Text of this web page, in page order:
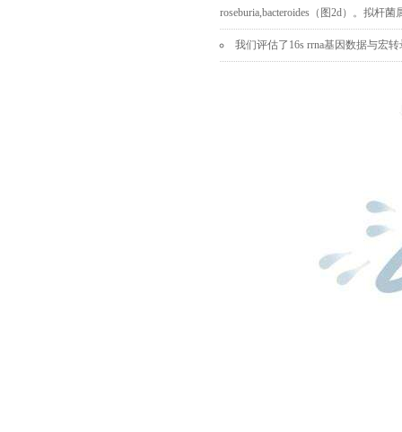
roseburia,bacteroides （图2d）。拟杆菌
我们评估了 16s rrna基因数据与宏